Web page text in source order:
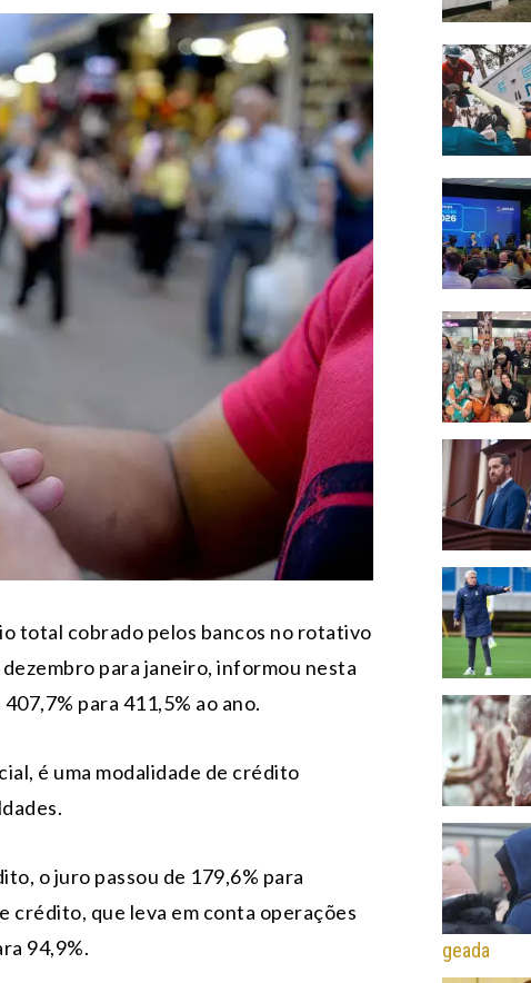
total cobrado pelos bancos no rotativo
para janeiro, informou nesta
para 411,5% ao ano.
é uma modalidade de crédito
o juro passou de 179,6% para
crédito, que leva em conta operações
94,9%.
geada